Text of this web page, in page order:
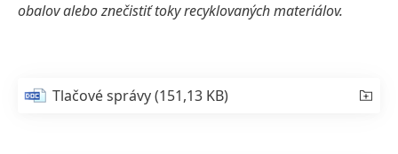
obalov alebo znečistiť toky recyklovaných materiálov.
Tlačové správy(151,13 KB)